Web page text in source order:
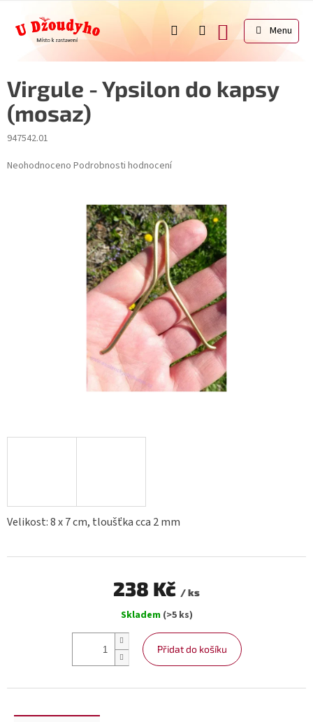
obsah
NÁKUPNÍ
KOŠÍK
Virgule - Ypsilon do kapsy
(mosaz)
947542.01
Průměrné
Neohodnoceno Podrobnosti hodnocení
Velikost: 8 x 7 cm, tloušťka cca 2 mm
238 Kč / ks
cena:
Skladem (>5 ks)
Přidat do košíku